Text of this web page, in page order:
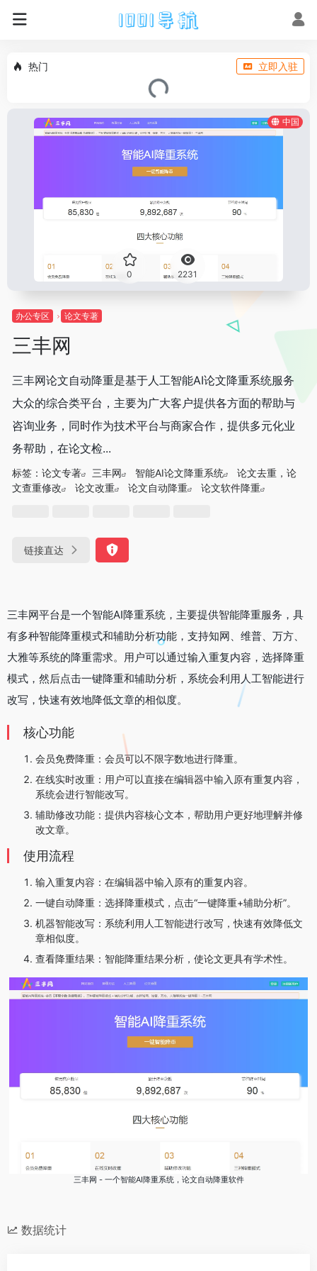
热门 立即入驻
中国
0 2231
办公专区 论文专著
‌三丰网
三丰网论文自动降重是基于人工智能AI论文降重系统服务
大众的综合类平台，主要为广大客户提供各方面的帮助与
咨询业务，同时作为技术平台与商家合作，提供多元化业
务帮助，在论文检...
标签： 论文专著 三丰网 智能AI论文降重系统
论文去重，论
文查重修改
论文改重 论文自动降重 论文软件降重
链接直达
‌三丰网平台是一个智能AI降重系统，主要提供智能降重服务，具
有多种智能降重模式和辅助分析功能，支持知网、维普、万方、
大雅等系统的降重需求。用户可以通过输入重复内容，选择降重
模式，然后点击一键降重和辅助分析，系统会利用人工智能进行
改写，快速有效地降低文章的相似度‌。
核心功能
‌会员免费降重‌：会员可以不限字数地进行降重。
‌在线实时改重‌：用户可以直接在编辑器中输入原有重复内容，
系统会进行智能改写。
‌辅助修改功能‌：提供内容核心文本，帮助用户更好地理解并修
改文章‌。
使用流程
‌输入重复内容‌：在编辑器中输入原有的重复内容。
‌一键自动降重‌：选择降重模式，点击“一键降重+辅助分析”。
‌机器智能改写‌：系统利用人工智能进行改写，快速有效降低文
章相似度。
‌查看降重结果‌：智能降重结果分析，使论文更具有学术性‌。
三丰网 - 一个智能AI降重系统，论文自动降重软件
数据统计